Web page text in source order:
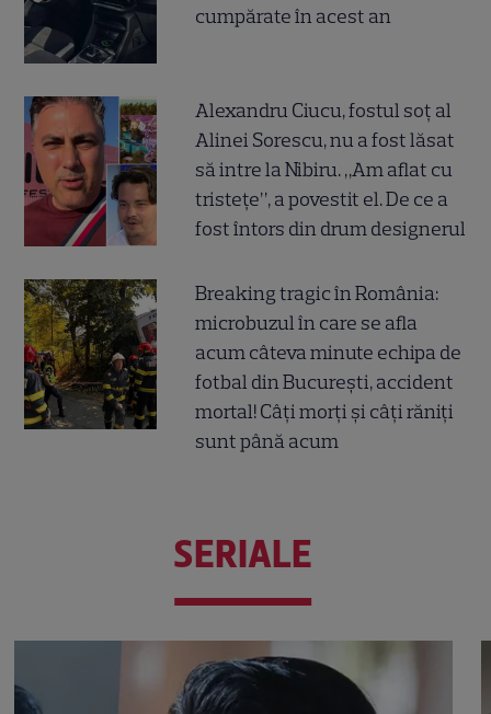
cumpărate în acest an
Alexandru Ciucu, fostul soț al
Alinei Sorescu, nu a fost lăsat
să intre la Nibiru. „Am aflat cu
tristețe”, a povestit el. De ce a
fost întors din drum designerul
Breaking tragic în România:
microbuzul în care se afla
acum câteva minute echipa de
fotbal din București, accident
mortal! Câți morți și câți răniți
sunt până acum
SERIALE